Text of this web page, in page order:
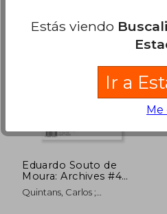
Eduardo Souto de
Moura: Archives #4
(en Inglés)
Quintans, Carlos ;
Estás viendo
Ir a